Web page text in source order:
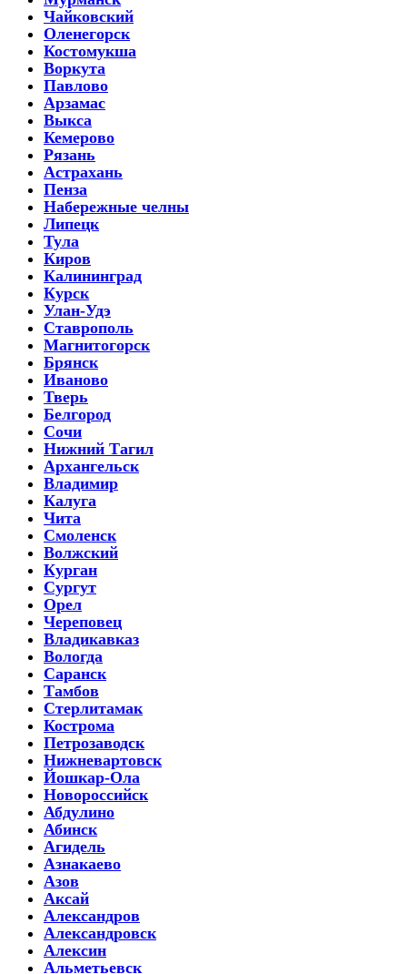
Чайковский
Оленегорск
Костомукша
Воркута
Павлово
Арзамас
Выкса
Кемерово
Рязань
Астрахань
Пенза
Набережные челны
Липецк
Тула
Киров
Калининград
Курск
Улан-Удэ
Ставрополь
Магнитогорск
Брянск
Иваново
Тверь
Белгород
Сочи
Нижний Тагил
Архангельск
Владимир
Калуга
Чита
Смоленск
Волжский
Курган
Сургут
Орел
Череповец
Владикавказ
Вологда
Саранск
Тамбов
Стерлитамак
Кострома
Петрозаводск
Нижневартовск
Йошкар-Ола
Новороссийск
Абдулино
Абинск
Агидель
Азнакаево
Азов
Аксай
Александров
Александровск
Алексин
Альметьевск